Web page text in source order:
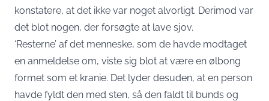
konstatere, at det ikke var noget alvorligt. Derimod var
det blot nogen, der forsøgte at lave sjov.
‘Resterne’ af det menneske, som de havde modtaget
en anmeldelse om, viste sig blot at være en ølbong
formet som et kranie. Det lyder desuden, at en person
havde fyldt den med sten, så den faldt til bunds og